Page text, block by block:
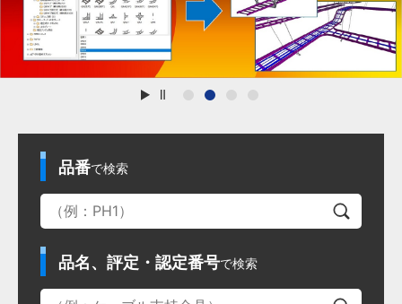
再生
品番で検索
品名、評定・認定番号で検索